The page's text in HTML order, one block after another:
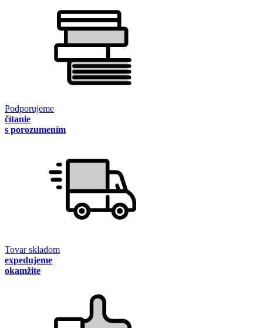
Podporujeme
čítanie
s porozumením
Tovar skladom
expedujeme
okamžite